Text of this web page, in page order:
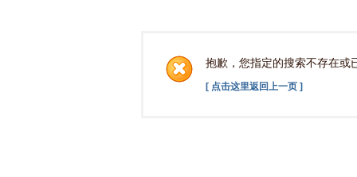
抱歉，您指定的搜索不存在或
[ 点击这里返回上一页 ]